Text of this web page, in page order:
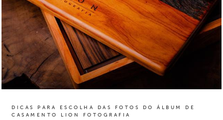
DICAS PARA ESCOLHA DAS FOTOS DO ÁLBUM DE
CASAMENTO LION FOTOGRAFIA